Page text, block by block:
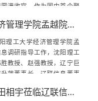
满收官。作为国内首个聚
经理郑...
沈阳理工大学经济管理学院孟越院长莅临辽联信息调研
理工大学经济管理学院孟
调研指导工作，沈阳理工
教授、赵强教授，辽宁巨
萍董事长，辽联信息董事
挥中心实地考察，... 市经合中心主任田相宇莅临辽联信息调研指导